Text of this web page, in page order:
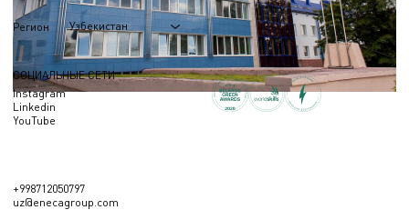
Регион Узбекистан
СОЦИАЛЬНЫЕ СЕТИ
Instagram
Linkedin
YouTube
+998712050797
uz@enecagroup.com